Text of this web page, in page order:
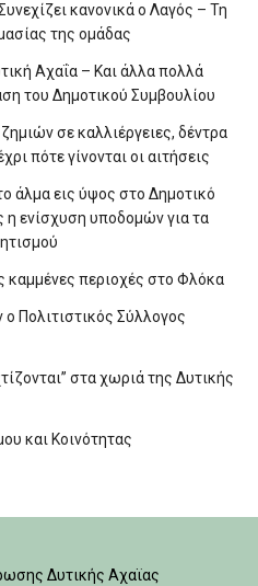
κανονικά ο Λαγός – Τη
της ομάδας
Αχαΐα – Και άλλα πολλά
του Δημοτικού Συμβουλίου
σε καλλιέργειες, δέντρα
πότε γίνονται οι αιτήσεις
άλμα εις ύψος στο Δημοτικό
ενίσχυση υποδομών για τα
καμμένες περιοχές στο Φλόκα
Πολιτιστικός Σύλλογος
στα χωριά της Δυτικής
και Κοινότητας